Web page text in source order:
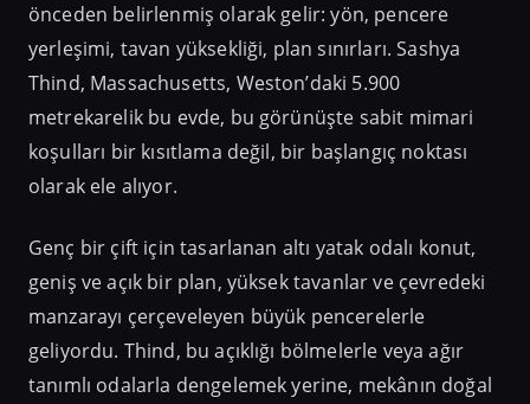
önceden belirlenmiş olarak gelir: yön, pencere
yerleşimi, tavan yüksekliği, plan sınırları. Sashya
Thind, Massachusetts, Weston’daki 5.900
metrekarelik bu evde, bu görünüşte sabit mimari
koşulları bir kısıtlama değil, bir başlangıç noktası
olarak ele alıyor.
Genç bir çift için tasarlanan altı yatak odalı konut,
geniş ve açık bir plan, yüksek tavanlar ve çevredeki
manzarayı çerçeveleyen büyük pencerelerle
geliyordu. Thind, bu açıklığı bölmelerle veya ağır
tanımlı odalarla dengelemek yerine, mekânın doğal